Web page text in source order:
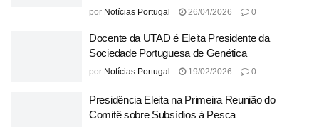
por Notícias Portugal 26/04/2026 0
Docente da UTAD é Eleita Presidente da
Sociedade Portuguesa de Genética
por Notícias Portugal 19/02/2026 0
Presidência Eleita na Primeira Reunião do
Comitê sobre Subsídios à Pesca